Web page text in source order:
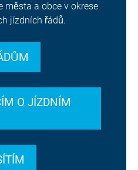
města a obce v okrese
jízdních řádů.
O JÍZDNÍM